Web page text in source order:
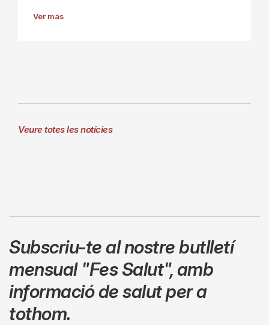
Ver más
Veure totes les notícies
Subscriu-te al nostre butlletí
mensual "Fes Salut",amb
informació de salut per a
tothom.